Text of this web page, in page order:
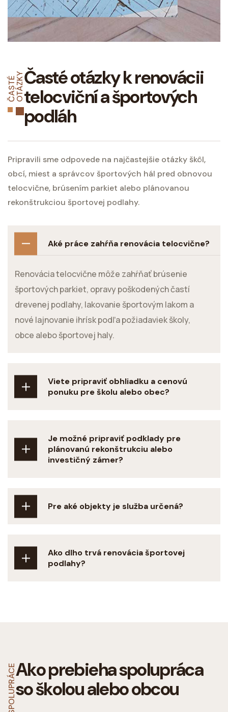
Č
A
S
T
É
O
T
Á
Z
KYČasté otázky k renovácii
telocviční a športových
podláh
Pripravili sme odpovede na najčastejšie otázky škôl,
obcí, miest a správcov športových hál pred obnovou
telocvične, brúsením parkiet alebo plánovanou
rekonštrukciou športovej podlahy.
Aké práce zahŕňa renovácia telocvične?
Renovácia telocvične môže zahŕňať brúsenie
športových parkiet, opravy poškodených častí
drevenej podlahy, lakovanie športovým lakom a
nové lajnovanie ihrísk podľa požiadaviek školy,
obce alebo športovej haly.
Viete pripraviť obhliadku a cenovú
ponuku pre školu alebo obec?
Je možné pripraviť podklady pre
plánovanú rekonštrukciu alebo
investičný zámer?
Pre aké objekty je služba určená?
Ako dlho trvá renovácia športovej
podlahy?
Ako prebieha spolupráca
so školou alebo obcou